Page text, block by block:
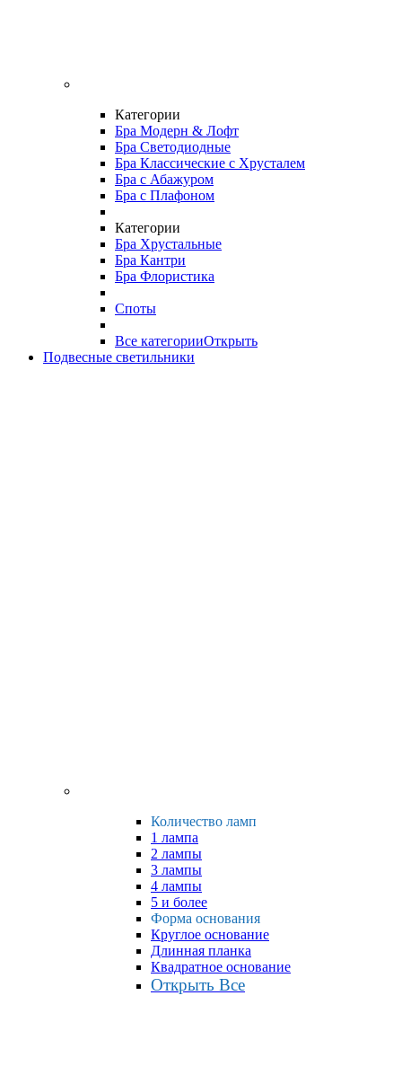
Категории
Бра Модерн & Лофт
Бра Светодиодные
Бра Классические с Хрусталем
Бра с Абажуром
Бра с Плафоном
Категории
Бра Хрустальные
Бра Кантри
Бра Флористика
Споты
Все категорииОткрыть
Подвесные светильники
Количество ламп
1 лампа
2 лампы
3 лампы
4 лампы
5 и более
Форма основания
Круглое основание
Длинная планка
Квадратное основание
Открыть Все